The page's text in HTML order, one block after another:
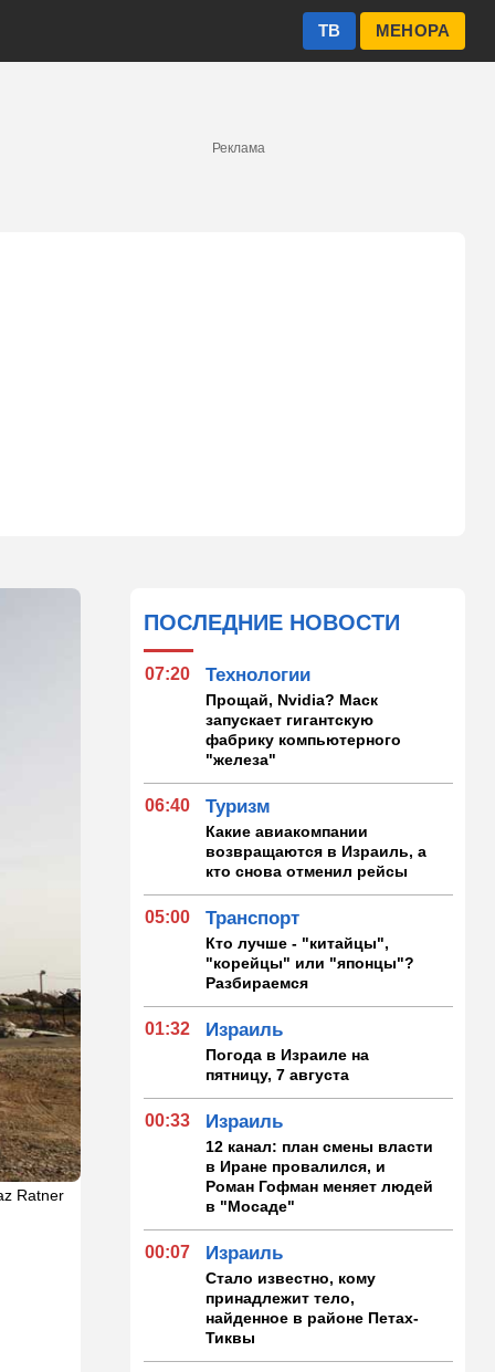
МЕНОРА
ТВ
Реклама
Ratner
ПОСЛЕДНИЕ НОВОСТИ
07:20 Технологии
Прощай, Nvidia? Маск
запускает гигантскую
фабрику компьютерного
"железа"
06:40 Туризм
Какие авиакомпании
возвращаются в Израиль, а
кто снова отменил рейсы
05:00 Транспорт
Кто лучше - "китайцы",
"корейцы" или "японцы"?
Разбираемся
01:32 Израиль
Погода в Израиле на
пятницу, 7 августа
00:33 Израиль
12 канал: план смены власти
в Иране провалился, и
Роман Гофман меняет людей
в "Мосаде"
00:07 Израиль
Стало известно, кому
принадлежит тело,
найденное в районе Петах-
Тиквы